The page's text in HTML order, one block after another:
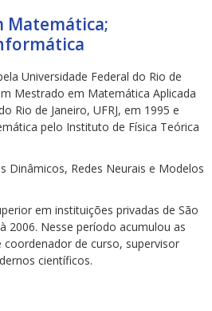
Matemática;
Universidade Federal do Rio de
Mestrado em Matemática Aplicada
Rio de Janeiro, UFRJ, em 1995 e
pelo Instituto de Física Teórica
Dinâmicos, Redes Neurais e Modelos
em instituições privadas de São
2006. Nesse período acumulou as
de curso, supervisor
científicos.